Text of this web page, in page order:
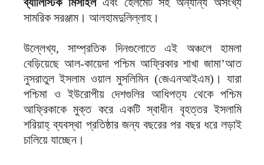
ব্যালিস্টিক মিসাইলএবং হেলমেট সহ অন্যান্য অসংখ্য
সামরিক সরঞ্জাম। আলহামদুলিল্লাহ।
উল্লেখ্য, সাম্প্রতিক দিনগুলোতে এই অঞ্চলে হামলা
বেড়িয়েছে আল-কায়েদা পশ্চিম আফ্রিকার শাখা জামা’আত
নুসরাতুল ইসলাম ওয়াল মুসলিমিন (জেএনআইএম)। যারা
পশ্চিমা ও ইউরোপীয় দেশগুলির আধিপত্য থেকে পশ্চিম
আফ্রিকাকে মুক্ত করে একটি স্বাধীন বৃহত্তর ইসলামি
শরিয়াহ্ ব্যবস্থা প্রতিষ্ঠার জন্য বছরের পর বছর ধরে লড়াই
চালিয়ে যাচ্ছেন।